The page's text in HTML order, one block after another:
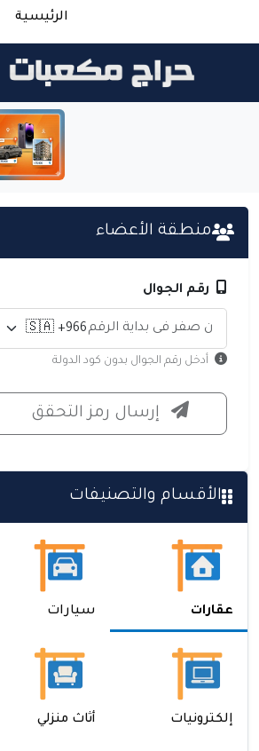
الرئيسية
منطقة الأعضاء
رقم الجوال
أدخل رقم الجوال بدون كود الدولة
إرسال رمز التحقق
الأقسام والتصنيفات
عقارات سيارات
إلكترونيات أثاث منزلي